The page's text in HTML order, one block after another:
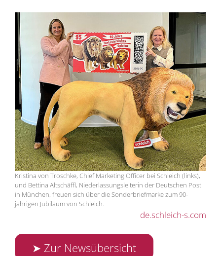
Kristina von Troschke, Chief Marketing Officer bei Schleich (links),
und Bettina Altschäffl, Niederlassungsleiterin der Deutschen Post
in München, freuen sich über die Sonderbriefmarke zum 90-
jährigen Jubiläum von Schleich.
de.schleich-s.com
➤ Zur Newsübersicht